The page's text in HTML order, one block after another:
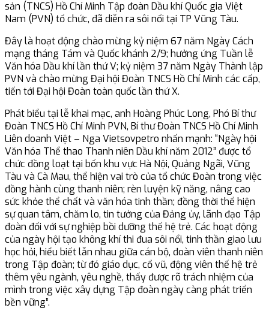
sản (TNCS) Hồ Chí Minh Tập đoàn Dầu khí Quốc gia Việt
Nam (PVN) tổ chức, đã diễn ra sôi nổi tại TP Vũng Tàu.
Đây là hoạt động chào mừng kỷ niệm 67 năm Ngày Cách
mạng tháng Tám và Quốc khánh 2/9; hưởng ứng Tuần lễ
Văn hóa Dầu khí lần thứ V; kỷ niệm 37 năm Ngày Thành lập
PVN và chào mừng Đại hội Đoàn TNCS Hồ Chí Minh các cấp,
tiến tới Đại hội Đoàn toàn quốc lần thứ X.
Phát biểu tại lễ khai mạc, anh Hoàng Phúc Long, Phó Bí thư
Đoàn TNCS Hồ Chí Minh PVN, Bí thư Đoàn TNCS Hồ Chí Minh
Liên doanh Việt – Nga Vietsovpetro nhấn mạnh: “Ngày hội
Văn hóa Thể thao Thanh niên Dầu khí năm 2012” được tổ
chức đồng loạt tại bốn khu vực Hà Nội, Quảng Ngãi, Vũng
Tàu và Cà Mau, thể hiện vai trò của tổ chức Đoàn trong việc
đồng hành cùng thanh niên; rèn luyện kỹ năng, nâng cao
sức khỏe thể chất và văn hóa tinh thần; đồng thời thể hiện
sự quan tâm, chăm lo, tin tưởng của Đảng ủy, lãnh đạo Tập
đoàn đối với sự nghiệp bồi dưỡng thế hệ trẻ. Các hoạt động
của ngày hội tạo không khí thi đua sôi nổi, tinh thần giao lưu
học hỏi, hiểu biết lẫn nhau giữa cán bộ, đoàn viên thanh niên
trong Tập đoàn; từ đó giáo dục, cổ vũ, động viên thế hệ trẻ
thêm yêu ngành, yêu nghề, thấy được rõ trách nhiệm của
mình trong việc xây dựng Tập đoàn ngày càng phát triển
bền vững”.